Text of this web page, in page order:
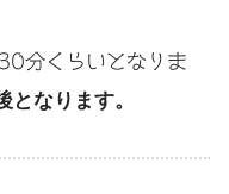
分くらいとなりま
となります。